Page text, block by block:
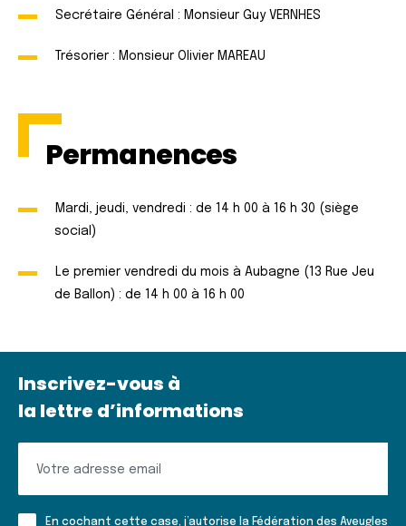
Secrétaire Général : Monsieur Guy VERNHES
Trésorier : Monsieur Olivier MAREAU
Permanences
Mardi, jeudi, vendredi : de 14 h 00 à 16 h 30 (siège
social)
Le premier vendredi du mois à Aubagne (13 Rue Jeu
de Ballon) : de 14 h 00 à 16 h 00
Inscrivez-vous à
la lettre d’informations
à
En cochant cette case, j’autorise la Fédération des Aveugles